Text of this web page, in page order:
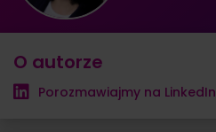
O autorze
Porozmawiajmy na LinkedIn